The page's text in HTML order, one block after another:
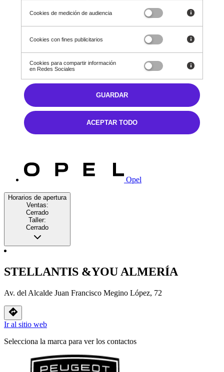
Citroën
Opel
Horarios de apertura
Ventas:
Cerrado
Taller:
Cerrado
STELLANTIS &YOU ALMERÍA
Av. del Alcalde Juan Francisco Megino López, 72
Ir al sitio web
Selecciona la marca para ver los contactos
Cookies de medición de audiencia
Cookies con fines publicitarios
Cookies para compartir información
en Redes Sociales
ACEPTAR TODO
GUARDAR